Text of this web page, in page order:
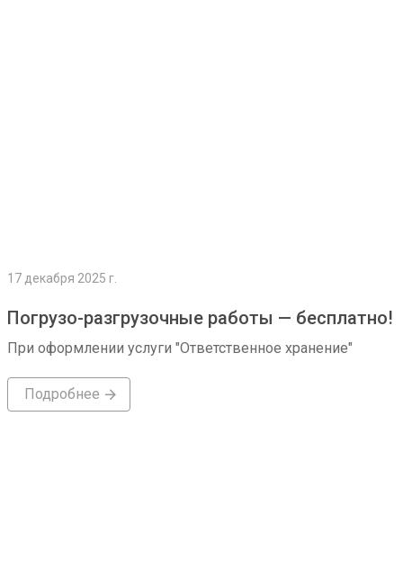
17 декабря 2025 г.
Погрузо-разгрузочные работы — бесплатно!
При оформлении услуги "Ответственное хранение"
Подробнее